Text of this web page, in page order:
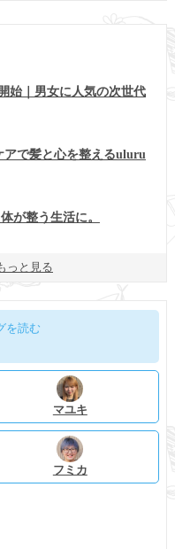
始｜男女に人気の次世代
で髪と心を整えるuluru
が整う生活に。
っと見る
を読む
マユキ
フミカ